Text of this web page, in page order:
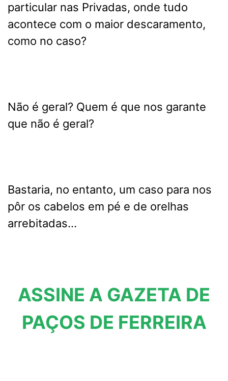
particular nas Privadas, onde tudo
acontece com o maior descaramento,
como no caso?
Não é geral? Quem é que nos garante
que não é geral?
Bastaria, no entanto, um caso para nos
pôr os cabelos em pé e de orelhas
arrebitadas…
ASSINE A GAZETA DE
PAÇOS DE FERREIRA